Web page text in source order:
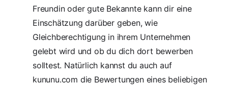
Freundin oder gute Bekannte kann dir eine
Einschätzung darüber geben, wie
Gleichberechtigung in ihrem Unternehmen
gelebt wird und ob du dich dort bewerben
solltest. Natürlich kannst du auch auf
kununu.com die Bewertungen eines beliebigen